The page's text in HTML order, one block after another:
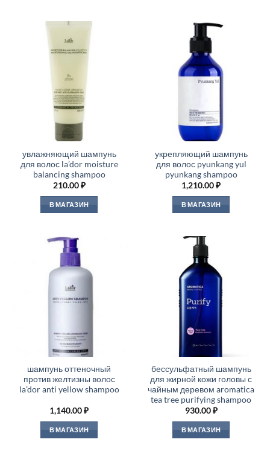
увлажняющий шампунь
для волос la’dor moisture
balancing shampoo
210.00₽
В МАГАЗИН
укрепляющий шампунь
для волос pyunkang yul
pyunkang shampoo
1,210.00₽
В МАГАЗИН
шампунь оттеночный
против желтизны волос
la’dor anti yellow shampoo
1,140.00₽
В МАГАЗИН
бессульфатный шампунь
для жирной кожи головы с
чайным деревом aromatica
tea tree purifying shampoo
930.00₽
В МАГАЗИН